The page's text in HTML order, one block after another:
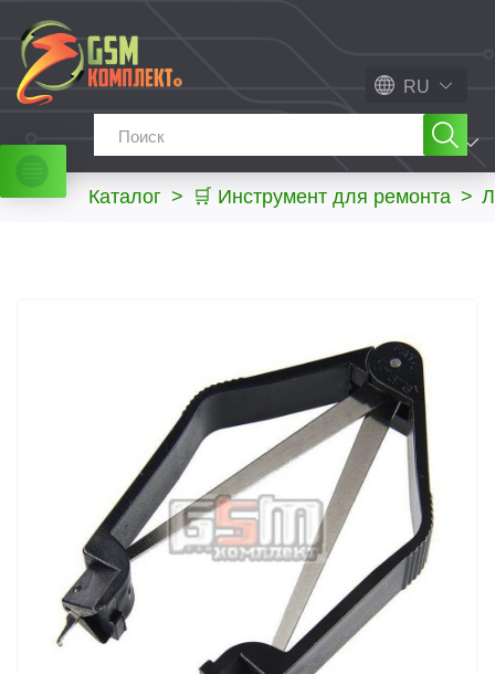
RU
МЕНЮ
Каталог > 🛒 Инструмент для ремонта >